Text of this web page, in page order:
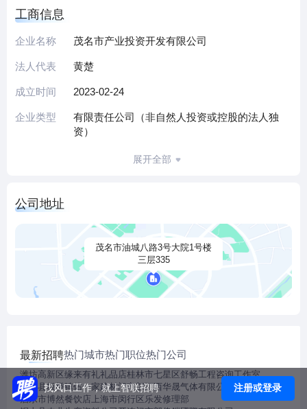
工商信息
企业名称 茂名市产业投资开发有限公司
法人代表 黄楚
成立时间 2023-02-24
企业类型
有限责任公司（非自然人投资或控股的法人独
资）
展开全部
公司地址
茂名市油城八路3号大院1号楼
三层335
最新招聘热门城市热门职位热门公司
潍坊高新区缘来有礼礼品店桂林市七星区舒畅工程咨询工作室
蒙城县板桥镇佑一家建材门市部江西华晟气体有限公司
启东市博然餐饮店 上海市闵行区乐发修理部
找风口工作，就上智联招聘 注册或登录